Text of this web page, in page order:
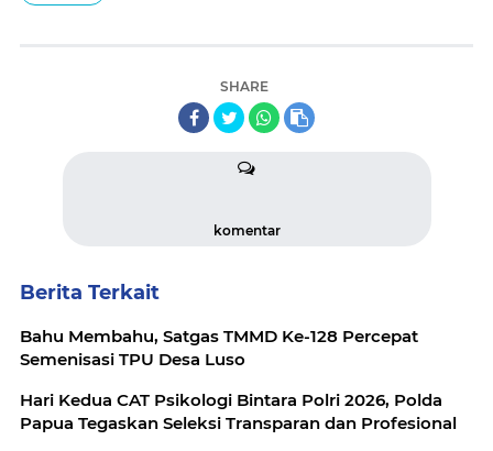
SHARE
komentar
Berita Terkait
Bahu Membahu, Satgas TMMD Ke-128 Percepat
Semenisasi TPU Desa Luso
Hari Kedua CAT Psikologi Bintara Polri 2026, Polda
Papua Tegaskan Seleksi Transparan dan Profesional